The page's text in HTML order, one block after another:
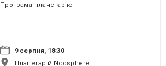
Програма планетарію
9 серпня, 18:30
Планетарій Noosphere